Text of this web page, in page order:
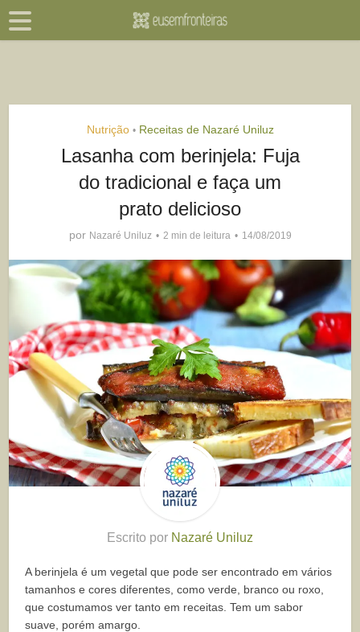
Nutrição • Receitas de Nazaré Uniluz
Lasanha com berinjela: Fuja
do tradicional e faça um
prato delicioso
por Nazaré Uniluz 2 min de leitura 14/08/2019
Escrito por Nazaré Uniluz
A berinjela é um vegetal que pode ser encontrado em vários
tamanhos e cores diferentes, como verde, branco ou roxo,
que costumamos ver tanto em receitas. Tem um sabor
suave, porém amargo.